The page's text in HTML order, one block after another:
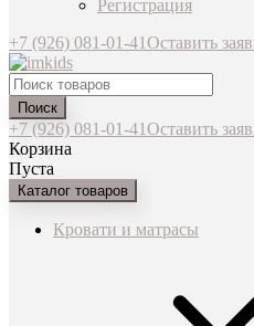
Регистрация
+7 (926) 081-01-41Оставить
Поиск
+7 (926) 081-01-41Оставить
Корзина
Пуста
Каталог товаров
Кровати и матрасы